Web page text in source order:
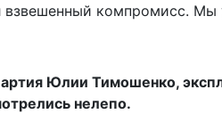
компромисс. Мы
Юлии Тимошенко,
нелепо.